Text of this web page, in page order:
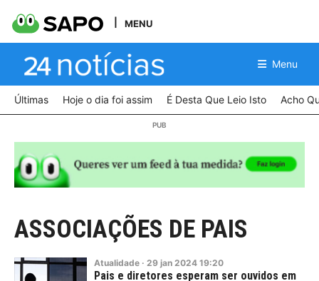
MENU
Menu
Últimas Hoje o dia foi assim É Desta Que Leio Isto Acho
ASSOCIAÇÕES DE PAIS
Atualidade · 29 jan 2024 19:20
Pais e diretores esperam ser ouvidos em